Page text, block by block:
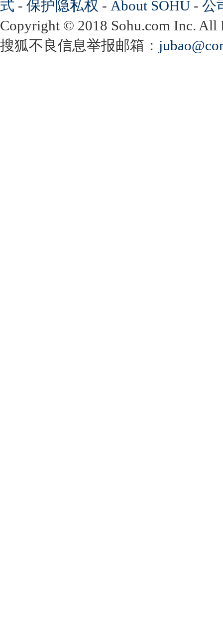
式 - 保护隐私权 - About SOHU - 公
Copyright © 2018 Sohu.com Inc.
搜狐不良信息举报邮箱：